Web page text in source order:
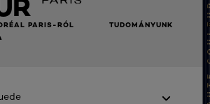
PARIS-RÓL TUDOMÁNYUNK